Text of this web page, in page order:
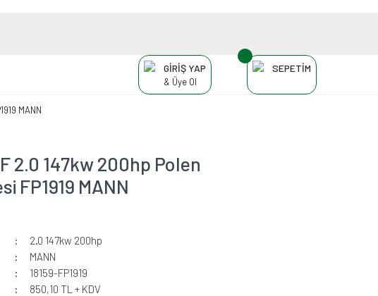
GİRİŞ YAP
& Üye Ol
SEPETİM
MANN
2.0 147kw 200hp Polen
FP1919 MANN
2.0 147kw 200hp
MANN
18159-FP1919
850,10 TL + KDV